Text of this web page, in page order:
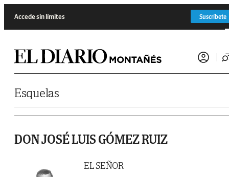
Accede sin límites Suscríbete
Esquelas
DON JOSÉ LUIS GÓMEZ RUIZ
EL SEÑOR